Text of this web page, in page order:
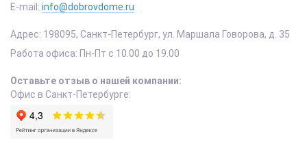
E-mail: info@dobrovdome.ru
Адрес: 198095, Санкт-Петербург, ул. Маршала Говорова, д. 35
Работа офиса: Пн-Пт с 10.00 до 19.00
Оставьте отзыв о нашей компании:
Офис в Санкт-Петербурге: